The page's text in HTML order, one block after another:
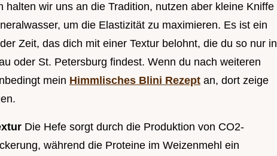
halten wir uns an die Tradition, nutzen aber kleine Kniffe
um die Elastizität zu maximieren. Es ist ein
Zeit, das dich mit einer Textur belohnt, die du so nur in
oder St. Petersburg findest. Wenn du nach weiteren
mein Himmlisches Blini Rezept an, dort zeige
Die Hefe sorgt durch die Produktion von CO2-
während die Proteine im Weizenmehl ein